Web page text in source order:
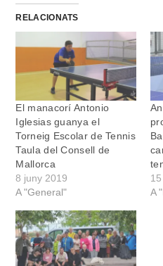
RELACIONATS
El manacorí Antonio
Iglesias guanya el
Torneig Escolar de Tennis
Taula del Consell de
Mallorca
8 juny 2019
A "General"
A